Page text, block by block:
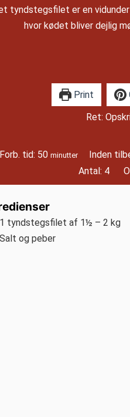
tyndstegsfilet er en
hvor kødet bliver dejlig
Print
Ret:
Forb. tid: 50minutter
minutter Inden
Antal: 4
1 tyndstegsfilet af 1½ – 2 kg
Salt og peber